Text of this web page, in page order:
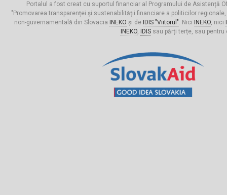
Portalul a fost creat cu suportul financiar al Programului de Asistență
"Promovarea transparenței și sustenabilității financiare a politicilor
non-guvernamentală din Slovacia
INEKO și de IDIS "Viitorul". Nici INEKO, nici
INEKO, IDISsau părți terțe, sau pentru